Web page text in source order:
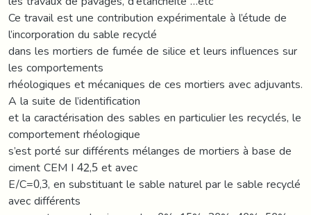
Ce travail est une contribution expérimentale à l’étude de
l’incorporation du sable recyclé
dans les mortiers de fumée de silice et leurs influences sur
les comportements
rhéologiques et mécaniques de ces mortiers avec adjuvants.
A la suite de l’identification
et la caractérisation des sables en particulier les recyclés, le
comportement rhéologique
s’est porté sur différents mélanges de mortiers à base de
ciment CEM I 42,5 et avec
E/C=0,3, en substituant le sable naturel par le sable recyclé
avec différents